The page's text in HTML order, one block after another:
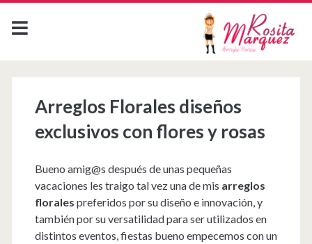
Arreglos Florales diseños
exclusivos con flores y rosas
Bueno amig@s después de unas pequeñas
vacaciones les traigo tal vez una de mis arreglos
florales preferidos por su diseño e innovación, y
también por su versatilidad para ser utilizados en
distintos eventos, fiestas bueno empecemos con un